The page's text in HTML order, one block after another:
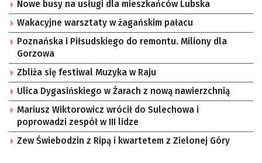
Nowe busy na usługi dla mieszkańców Lubska
Wakacyjne warsztaty w żagańskim pałacu
Poznańska i Piłsudskiego do remontu. Miliony dla
Gorzowa
Zbliża się festiwal Muzyka w Raju
Ulica Dygasińskiego w Żarach z nową nawierzchnią
Mariusz Wiktorowicz wrócił do Sulechowa i
poprowadzi zespół w III lidze
Zew Świebodzin z Ripą i kwartetem z Zielonej Góry